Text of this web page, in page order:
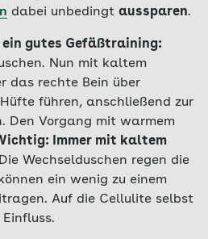
dabei unbedingt aussparen.
ein gutes Gefäßtraining:
Nun mit kaltem
das rechte Bein über
führen, anschließend zur
Den Vorgang mit warmem
Immer mit kaltem
Die Wechselduschen regen die
ein wenig zu einem
Auf die Cellulite selbst